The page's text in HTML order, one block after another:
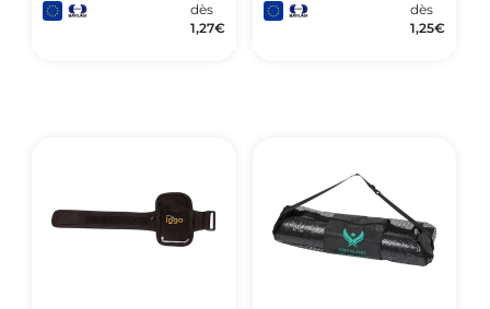
dès
1,27€
dès
1,25€